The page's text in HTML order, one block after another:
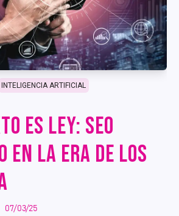
INTELIGENCIA ARTIFICIAL
ES LEY: SEO
EN LA ERA DE LOS
07/03/25